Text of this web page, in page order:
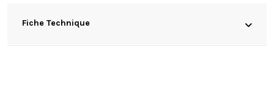
Fiche Technique